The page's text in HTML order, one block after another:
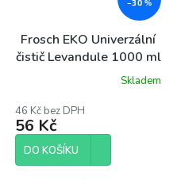
–30 %
Frosch EKO Univerzální
čistič Levandule 1000 ml
Skladem
46 Kč bez DPH
56 Kč
DO KOŠÍKU